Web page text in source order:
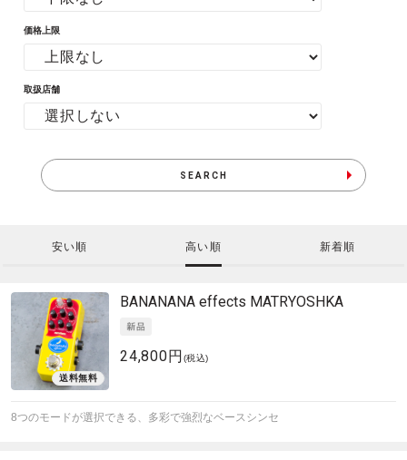
価格上限
取扱店舗
SEARCH
安い順 高い順 新着順
BANANANA effects MATRYOSHKA
24,800円 (税込)
8つのモードが選択できる、多彩で強烈なベースシンセ